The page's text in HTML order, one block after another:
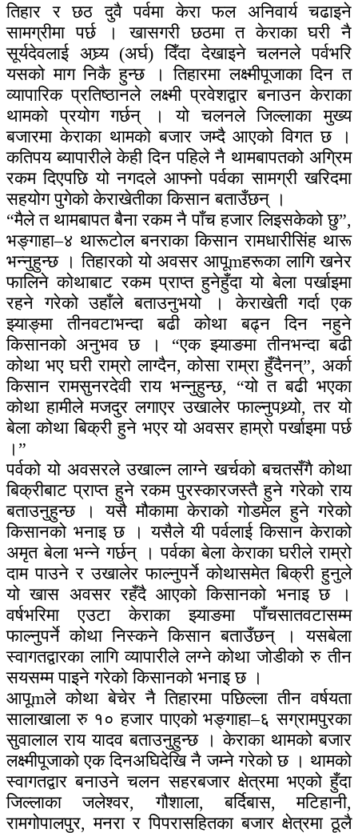
तिहार र छठ दुवै पर्वमा केरा फल अनिवार्य चढाइने
सामग्रीमा पर्छ । खासगरी छठमा त केराका घरी नै
सूर्यदेवलाई अघ्र्य (अर्घ) दिँदा देखाइने चलनले पर्वभरि
यसको माग निकै हुन्छ । तिहारमा लक्ष्मीपूजाका दिन त
व्यापारिक प्रतिष्ठानले लक्ष्मी प्रवेशद्वार बनाउन केराका
थामको प्रयोग गर्छन् । यो चलनले जिल्लाका मुख्य
बजारमा केराका थामको बजार जम्दै आएको विगत छ ।
कतिपय ब्यापारीले केही दिन पहिले नै थामबापतको अग्रिम
रकम दिएपछि यो नगदले आफ्नो पर्वका सामग्री खरिदमा
सहयोग पुगेको केराखेतीका किसान बताउँछन् ।
“मैले त थामबापत बैना रकम नै पाँच हजार लिइसकेको छु”,
भङ्गाहा–४ थारूटोल बनराका किसान रामधारीसिंह थारू
भन्नुहुन्छ । तिहारको यो अवसर आपूmहरूका लागि खनेर
फालिने कोथाबाट रकम प्राप्त हुनेहुँदा यो बेला पर्खाइमा
रहने गरेको उहाँले बताउनुभयो । केराखेती गर्दा एक
झ्याङ्मा तीनवटाभन्दा बढी कोथा बढ्न दिन नहुने
किसानको अनुभव छ । “एक झ्याङमा तीनभन्दा बढी
कोथा भए घरी राम्रो लाग्दैन, कोसा राम्रा हुँदैनन्”, अर्का
किसान रामसुनरदेवी राय भन्नुहुन्छ, “यो त बढी भएका
कोथा हामीले मजदुर लगाएर उखालेर फाल्नुपथ्र्यो, तर यो
बेला कोथा बिक्री हुने भएर यो अवसर हाम्रो पर्खाइमा पर्छ
।”
पर्वको यो अवसरले उखाल्न लाग्ने खर्चको बचतसँगै कोथा
बिक्रीबाट प्राप्त हुने रकम पुरस्कारजस्तै हुने गरेको राय
बताउनुहुन्छ । यसै मौकामा केराको गोडमेल हुने गरेको
किसानको भनाइ छ । यसैले यी पर्वलाई किसान केराको
अमृत बेला भन्ने गर्छन् । पर्वका बेला केराका घरीले राम्रो
दाम पाउने र उखालेर फाल्नुपर्ने कोथासमेत बिक्री हुनुले
यो खास अवसर रहँदै आएको किसानको भनाइ छ ।
वर्षभरिमा एउटा केराका झ्याङमा पाँचसातवटासम्म
फाल्नुपर्ने कोथा निस्कने किसान बताउँछन् । यसबेला
स्वागतद्वारका लागि व्यापारीले लग्ने कोथा जोडीको रु तीन
सयसम्म पाइने गरेको किसानको भनाइ छ ।
आपूmले कोथा बेचेर नै तिहारमा पछिल्ला तीन वर्षयता
सालाखाला रु १० हजार पाएको भङ्गाहा–६ सग्रामपुरका
सुवालाल राय यादव बताउनुहुन्छ । केराका थामको बजार
लक्ष्मीपूजाको एक दिनअघिदेखि नै जम्ने गरेको छ । थामको
स्वागतद्वार बनाउने चलन सहरबजार क्षेत्रमा भएको हुँदा
जिल्लाका जलेश्वर, गौशाला, बर्दिबास, मटिहानी,
रामगोपालपुर, मनरा र पिपरासहितका बजार क्षेत्रमा ठूलै